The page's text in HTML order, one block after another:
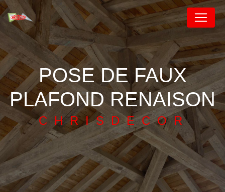
POSE DE FAUX
PLAFOND RENAISON
CHRISDECOR
Panneau de gestion des cookies